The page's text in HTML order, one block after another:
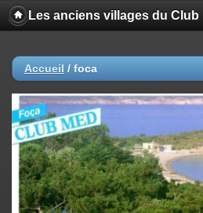
Les anciens villages du
Accueil / foca